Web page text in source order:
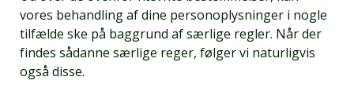
vores behandling af dine personoplysninger i nogle
tilfælde ske på baggrund af særlige regler. Når der
findes sådanne særlige reger, følger vi naturligvis
også disse.